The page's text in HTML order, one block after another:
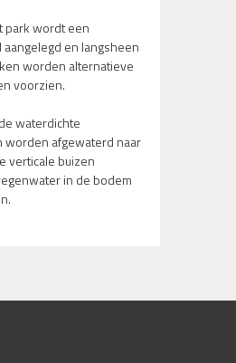
park wordt een
en langsheen
worden alternatieve
voorzien.
waterdichte
worden afgewaterd naar
verticale buizen
in de bodem